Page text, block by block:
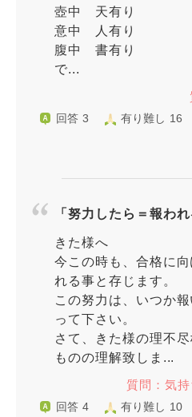
壺中 天有り
意中 人有り
腹中 書有り
で...
回答 3 有り難し 16
「努力したら＝報わ
きた様へ
今この時も、合格に
れる事と存じます。
この努力は、いつか
って下さい。
さて、きた様の理不
ものの理解致しま...
質問：気
回答 4 有り難し 10